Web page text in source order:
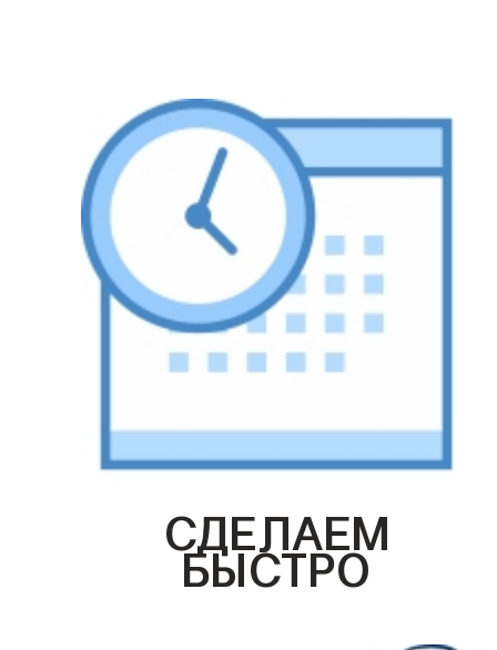
СДЕЛАЕМ
БЫСТРО